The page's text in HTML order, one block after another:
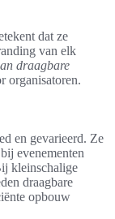
dat ze
van elk
draagbare
organisatoren.
en gevarieerd. Ze
bij evenementen
kleinschalige
draagbare
opbouw